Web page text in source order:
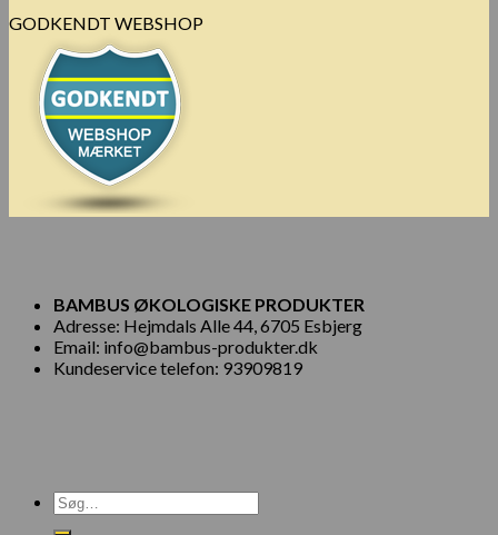
GODKENDT WEBSHOP
BAMBUS ØKOLOGISKE PRODUKTER
Adresse: Hejmdals Alle 44, 6705 Esbjerg
Email: info@bambus-produkter.dk
Kundeservice telefon: 93909819
Søg
efter: